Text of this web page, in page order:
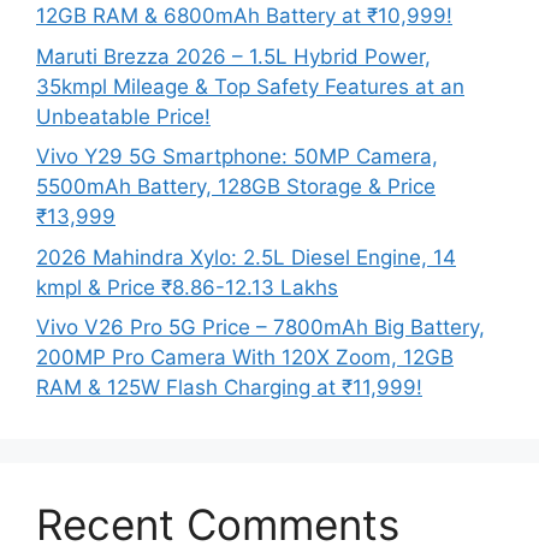
12GB RAM & 6800mAh Battery at ₹10,999!
Maruti Brezza 2026 – 1.5L Hybrid Power,
35kmpl Mileage & Top Safety Features at an
Unbeatable Price!
Vivo Y29 5G Smartphone: 50MP Camera,
5500mAh Battery, 128GB Storage & Price
₹13,999
2026 Mahindra Xylo: 2.5L Diesel Engine, 14
kmpl & Price ₹8.86-12.13 Lakhs
Vivo V26 Pro 5G Price – 7800mAh Big Battery,
200MP Pro Camera With 120X Zoom, 12GB
RAM & 125W Flash Charging at ₹11,999!
Recent Comments